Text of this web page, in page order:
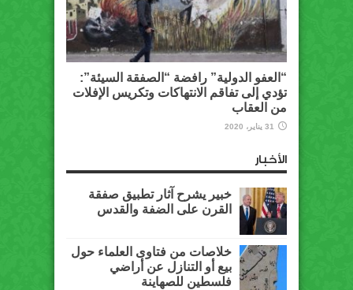
“العفو الدولية” رافضة “الصفقة السيئة”:
تؤدي إلى تفاقم الانتهاكات وتكريس الإفلات
من العقاب
31 يناير، 2020
الأخبار
خبير يشرح آثار تطبيق صفقة
القرن على الضفة والقدس
خلاصات من فتاوى العلماء حول
بيع أو التنازل عن أراضي
فلسطين للصهاينة